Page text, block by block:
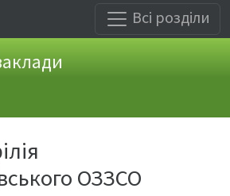
Всі розділи
ОЗЗСО